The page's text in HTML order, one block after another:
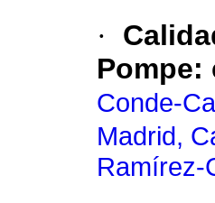
·
Conde-
Madrid,
Ramírez-